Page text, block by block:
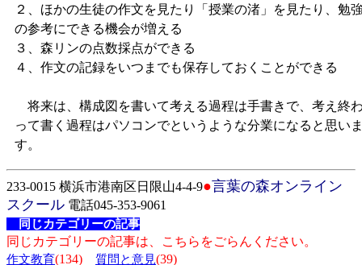
２、ほかの生徒の作文を見たり「授業の渚」を見たり、勉
の参考にできる機会が増える
３、森リンの点数採点ができる
４、作文の記録をいつまでも保存しておくことができる
将来は、構成図を書いて考える過程は手書きで、考え終
って書く過程はパソコンでというような分業になると思い
す。
233-0015 横浜市港南区日限山4-4-9●言葉の森オンライン
スクール 電話045-353-9061
同じカテゴリーの記事
同じカテゴリーの記事は、こちらをごらんください。
作文教育(134) 質問と意見(39)